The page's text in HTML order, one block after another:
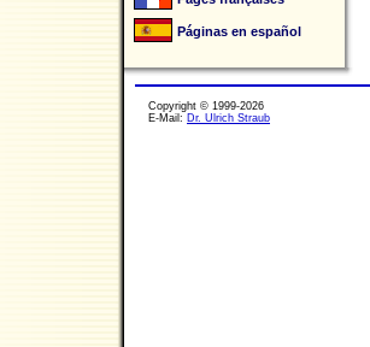
Páginas en español
Copyright © 1999-2026
E-Mail: Dr. Ulrich Straub